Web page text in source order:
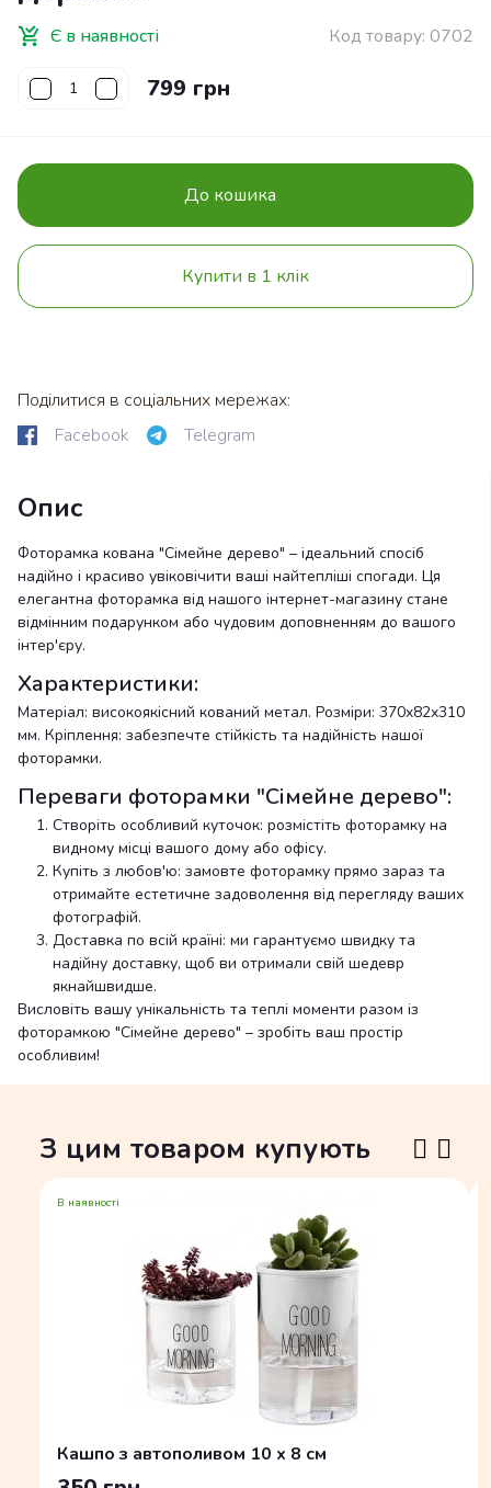
Є в наявності Код товару: 0702
799 грн
До кошика
Купити в 1 клік
Поділитися в соціальних мережах:
Facebook
Telegram
Опис
Фоторамка кована "Сімейне дерево" – ідеальний спосіб
надійно і красиво увіковічити ваші найтепліші спогади. Ця
елегантна фоторамка від нашого інтернет-магазину стане
відмінним подарунком або чудовим доповненням до вашого
інтер'єру.
Характеристики:
Матеріал: високоякісний кований метал. Розміри: 370x82x310
мм. Кріплення: забезпечте стійкість та надійність нашої
фоторамки.
Переваги фоторамки "Сімейне дерево":
Створіть особливий куточок: розмістіть фоторамку на
видному місці вашого дому або офісу.
Купіть з любов'ю: замовте фоторамку прямо зараз та
отримайте естетичне задоволення від перегляду ваших
фотографій.
Доставка по всій країні: ми гарантуємо швидку та
надійну доставку, щоб ви отримали свій шедевр
якнайшвидше.
Висловіть вашу унікальність та теплі моменти разом із
фоторамкою "Сімейне дерево" – зробіть ваш простір
особливим!
З цим товаром купують
В наявності
Кашпо з автополивом 10 х 8 см